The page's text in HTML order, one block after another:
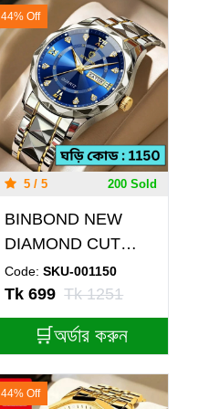
44% Off
5 / 5 200 Sold
BINBOND NEW
DIAMOND CUT
DESIGN TOTON
AR DIAL BLUE
COLOUR WATCH
for Men
Code:SKU-001150
Tk 699 Tk 1251
🛒অর্ডার করুন
44% Off